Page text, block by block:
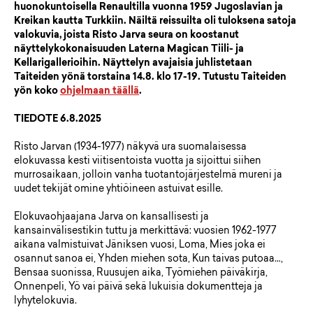
huonokuntoisella Renaultilla vuonna 1959 Jugoslavian ja
Kreikan kautta Turkkiin. Näiltä reissuilta oli tuloksena satoja
valokuvia, joista Risto Jarva seura on koostanut
näyttelykokonaisuuden Laterna Magican Tiili- ja
Kellarigallerioihin. Näyttelyn avajaisia juhlistetaan
Taiteiden yönä torstaina 14.8. klo 17-19. Tutustu Taiteiden
yön koko ohjelmaan täällä.
TIEDOTE 6.8.2025
Risto Jarvan (1934-1977) näkyvä ura suomalaisessa
elokuvassa kesti viitisentoista vuotta ja sijoittui siihen
murrosaikaan, jolloin vanha tuotantojärjestelmä mureni ja
uudet tekijät omine yhtiöineen astuivat esille.
Elokuvaohjaajana Jarva on kansallisesti ja
kansainvälisestikin tuttu ja merkittävä: vuosien 1962-1977
aikana valmistuivat Jäniksen vuosi, Loma, Mies joka ei
osannut sanoa ei, Yhden miehen sota, Kun taivas putoaa…,
Bensaa suonissa, Ruusujen aika, Työmiehen päiväkirja,
Onnenpeli, Yö vai päivä sekä lukuisia dokumentteja ja
lyhytelokuvia.